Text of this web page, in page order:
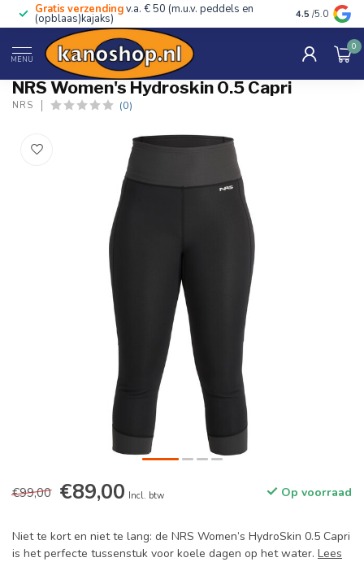
Gratis verzendingv.a. € 50 (m.u.v. peddels en
(opblaas)kajaks) Advies van
4.5 /5.0
MENU
0
Home / Women's Hydroskin 0.5 Capri
NRS Women's Hydroskin 0.5 Capri
NRS (0)
€99,00 €89,00 Incl. btw Op voorraad
Niet te kort en niet te lang: de NRS Women’s HydroSkin 0.5 Capri
is het perfecte tussenstuk voor koele dagen op het water. Lees